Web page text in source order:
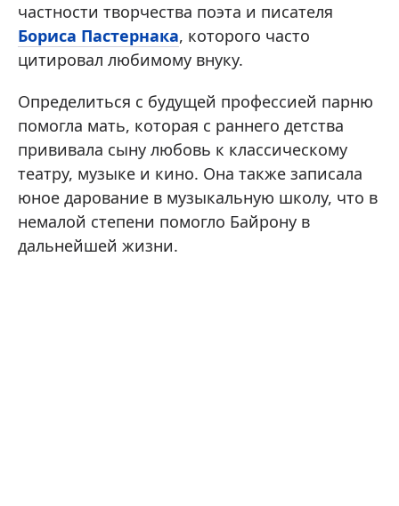
частности творчества поэта и писателя
Бориса Пастернака, которого часто
цитировал любимому внуку.
Определиться с будущей профессией парню
помогла мать, которая с раннего детства
прививала сыну любовь к классическому
театру, музыке и кино. Она также записала
юное дарование в музыкальную школу, что в
немалой степени помогло Байрону в
дальнейшей жизни.